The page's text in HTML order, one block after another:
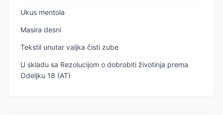
Ukus mentola
Masira desni
Tekstil unutar valjka čisti zube
U skladu sa Rezolucijom o dobrobiti životinja prema
Odeljku 18 (AT)